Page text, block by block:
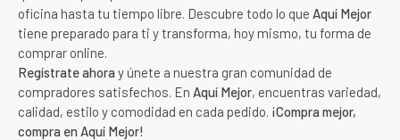
oficina hasta tu tiempo libre. Descubre todo lo que Aquí Mejor
tiene preparado para ti y transforma, hoy mismo, tu forma de
comprar online.
Regístrate ahora y únete a nuestra gran comunidad de
compradores satisfechos. En Aquí Mejor, encuentras variedad,
calidad, estilo y comodidad en cada pedido. ¡Compra mejor,
compra en Aquí Mejor!